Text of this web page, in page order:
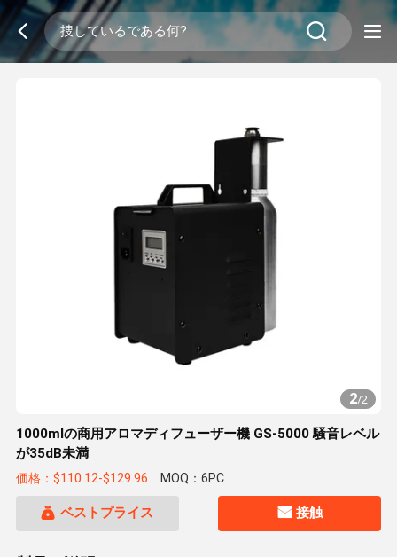
2/2
1000mlの商用アロマディフューザー機 GS-5000 騒音レベル
が35dB未満
価格：$110.12-$129.96 MOQ：6PC
ベストプライス 接触